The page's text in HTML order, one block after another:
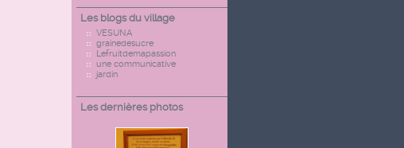
Les blogs du village
VESUNA
grainedesucre
Lefruitdemapassion
une communicative
jardin
Les dernières photos